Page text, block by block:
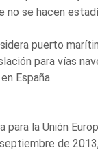
no se hacen
puerto
para vías
España.
para la Unión
de